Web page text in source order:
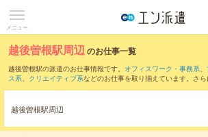
メニュー
越後曽根駅周辺のお仕事一覧
越後曽根駅の派遣のお仕事情報です。 オフィスワーク・事務系、
ス系、 クリエイティブ系などのお仕事を取り揃えています。さら
また、内野駅・新潟大学前駅
な
確認いただけます。
越後曽根駅周辺